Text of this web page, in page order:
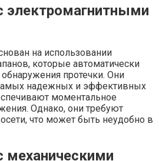
электромагнитными
на использовании
которые автоматически
протечки. Они
надежных и эффективных
моментальное
Однако, они требуют
что может быть неудобно в
механическими